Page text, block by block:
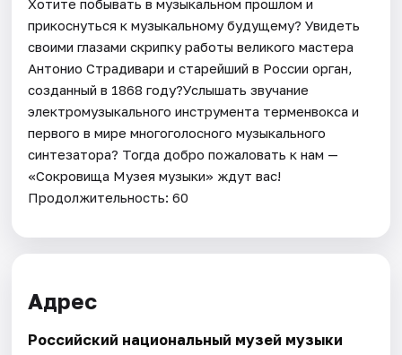
Хотите побывать в музыкальном прошлом и
прикоснуться к музыкальному будущему? Увидеть
своими глазами скрипку работы великого мастера
Антонио Страдивари и старейший в России орган,
созданный в 1868 году?Услышать звучание
электромузыкального инструмента терменвокса и
первого в мире многоголосного музыкального
синтезатора? Тогда добро пожаловать к нам —
«Сокровища Музея музыки» ждут вас!
Продолжительность: 60
Адрес
Российский национальный музей музыки